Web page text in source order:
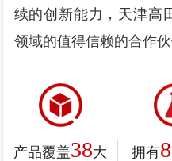
续的创新能力，天津高
领域的值得信赖的合作伙
产品覆盖38大
拥有